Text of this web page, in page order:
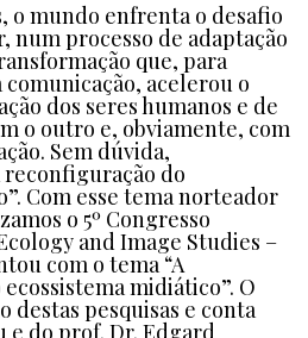
o mundo enfrenta o desafio
num processo de adaptação
que, para
acelerou o
dos seres humanos e de
o outro e, obviamente, com
Sem dúvida,
do
Com esse tema norteador
o 5º Congresso
and Image Studies –
com o tema “A
midiático”. O
pesquisas e conta